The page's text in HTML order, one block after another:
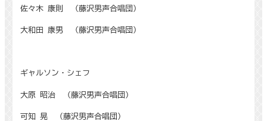
佐々木 康則 （藤沢男声合唱団）
大和田 康男 （藤沢男声合唱団）
ギャルソン・シェフ
大原 昭治 （藤沢男声合唱団）
可知 晃 （藤沢男声合唱団）